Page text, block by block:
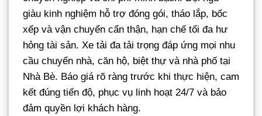
giàu kinh nghiệm hỗ trợ đóng gói, tháo lắp, bốc
xếp và vận chuyển cẩn thận, hạn chế tối đa hư
hỏng tài sản. Xe tải đa tải trọng đáp ứng mọi nhu
cầu chuyển nhà, căn hộ, biệt thự và nhà phố tại
Nhà Bè. Báo giá rõ ràng trước khi thực hiện, cam
kết đúng tiến độ, phục vụ linh hoạt 24/7 và bảo
đảm quyền lợi khách hàng.